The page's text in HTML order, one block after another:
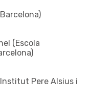
(Escola
Pere Alsius i